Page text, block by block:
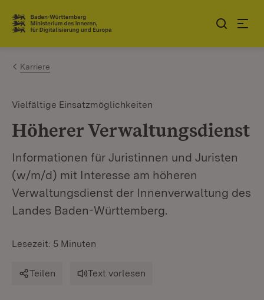
Zum Inhalt springen
Link zur Startseite
Karriere
Vielfältige Einsatzmöglichkeiten
Höherer Verwaltungsdienst
Informationen für Juristinnen und Juristen
(w/m/d) mit Interesse am höheren
Verwaltungsdienst der Innenverwaltung des
Landes Baden-Württemberg.
Lesezeit: 5 Minuten
Teilen Text vorlesen